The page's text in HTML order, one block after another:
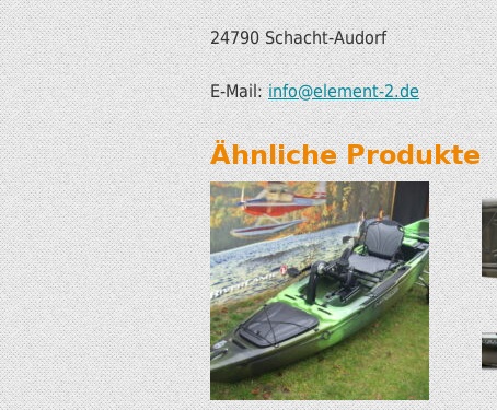
24790 Schacht-Audorf
E-Mail:info@element-2.de
Ähnliche Produkte